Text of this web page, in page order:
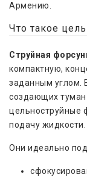
Армению.
Что такое
Струйная
компактную,
заданным углом.
создающих туман
цельноструйные
подачу жидкости.
Они идеально